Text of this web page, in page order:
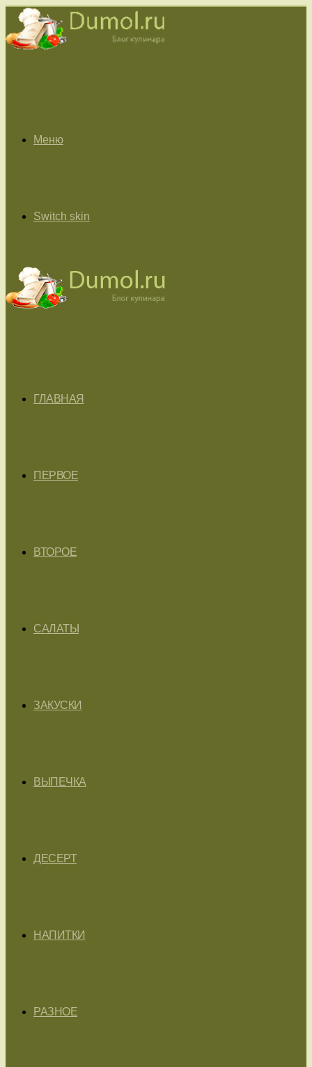
Меню
Switch skin
ГЛАВНАЯ
ПЕРВОЕ
ВТОРОЕ
САЛАТЫ
ЗАКУСКИ
ВЫПЕЧКА
ДЕСЕРТ
НАПИТКИ
РАЗНОЕ